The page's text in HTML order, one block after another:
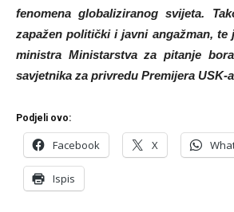
fenomena globaliziranog svijeta.
zapažen politički i javni angažman, te
ministra Ministarstva za pitanje
savjetnika za privredu Premijera USK-
Podjeli ovo:
Facebook X
Ispis